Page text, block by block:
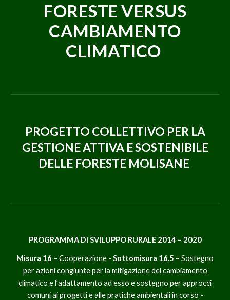
FORESTE VERSUS
CAMBIAMENTO
CLIMATICO
PROGETTO COLLETTIVO PER LA
GESTIONE ATTIVA E SOSTENIBILE
DELLE FORESTE MOLISANE
PROGRAMMA DI SVILUPPO RURALE 2014 – 2020
Misura 16 – Cooperazione - Sottomisura 16.5 – Sostegno
per azioni congiunte per la mitigazione del cambiamento
climatico e l’adattamento ad esso e sostegno per approcci
comuni ai progetti e alle pratiche ambientali in corso -